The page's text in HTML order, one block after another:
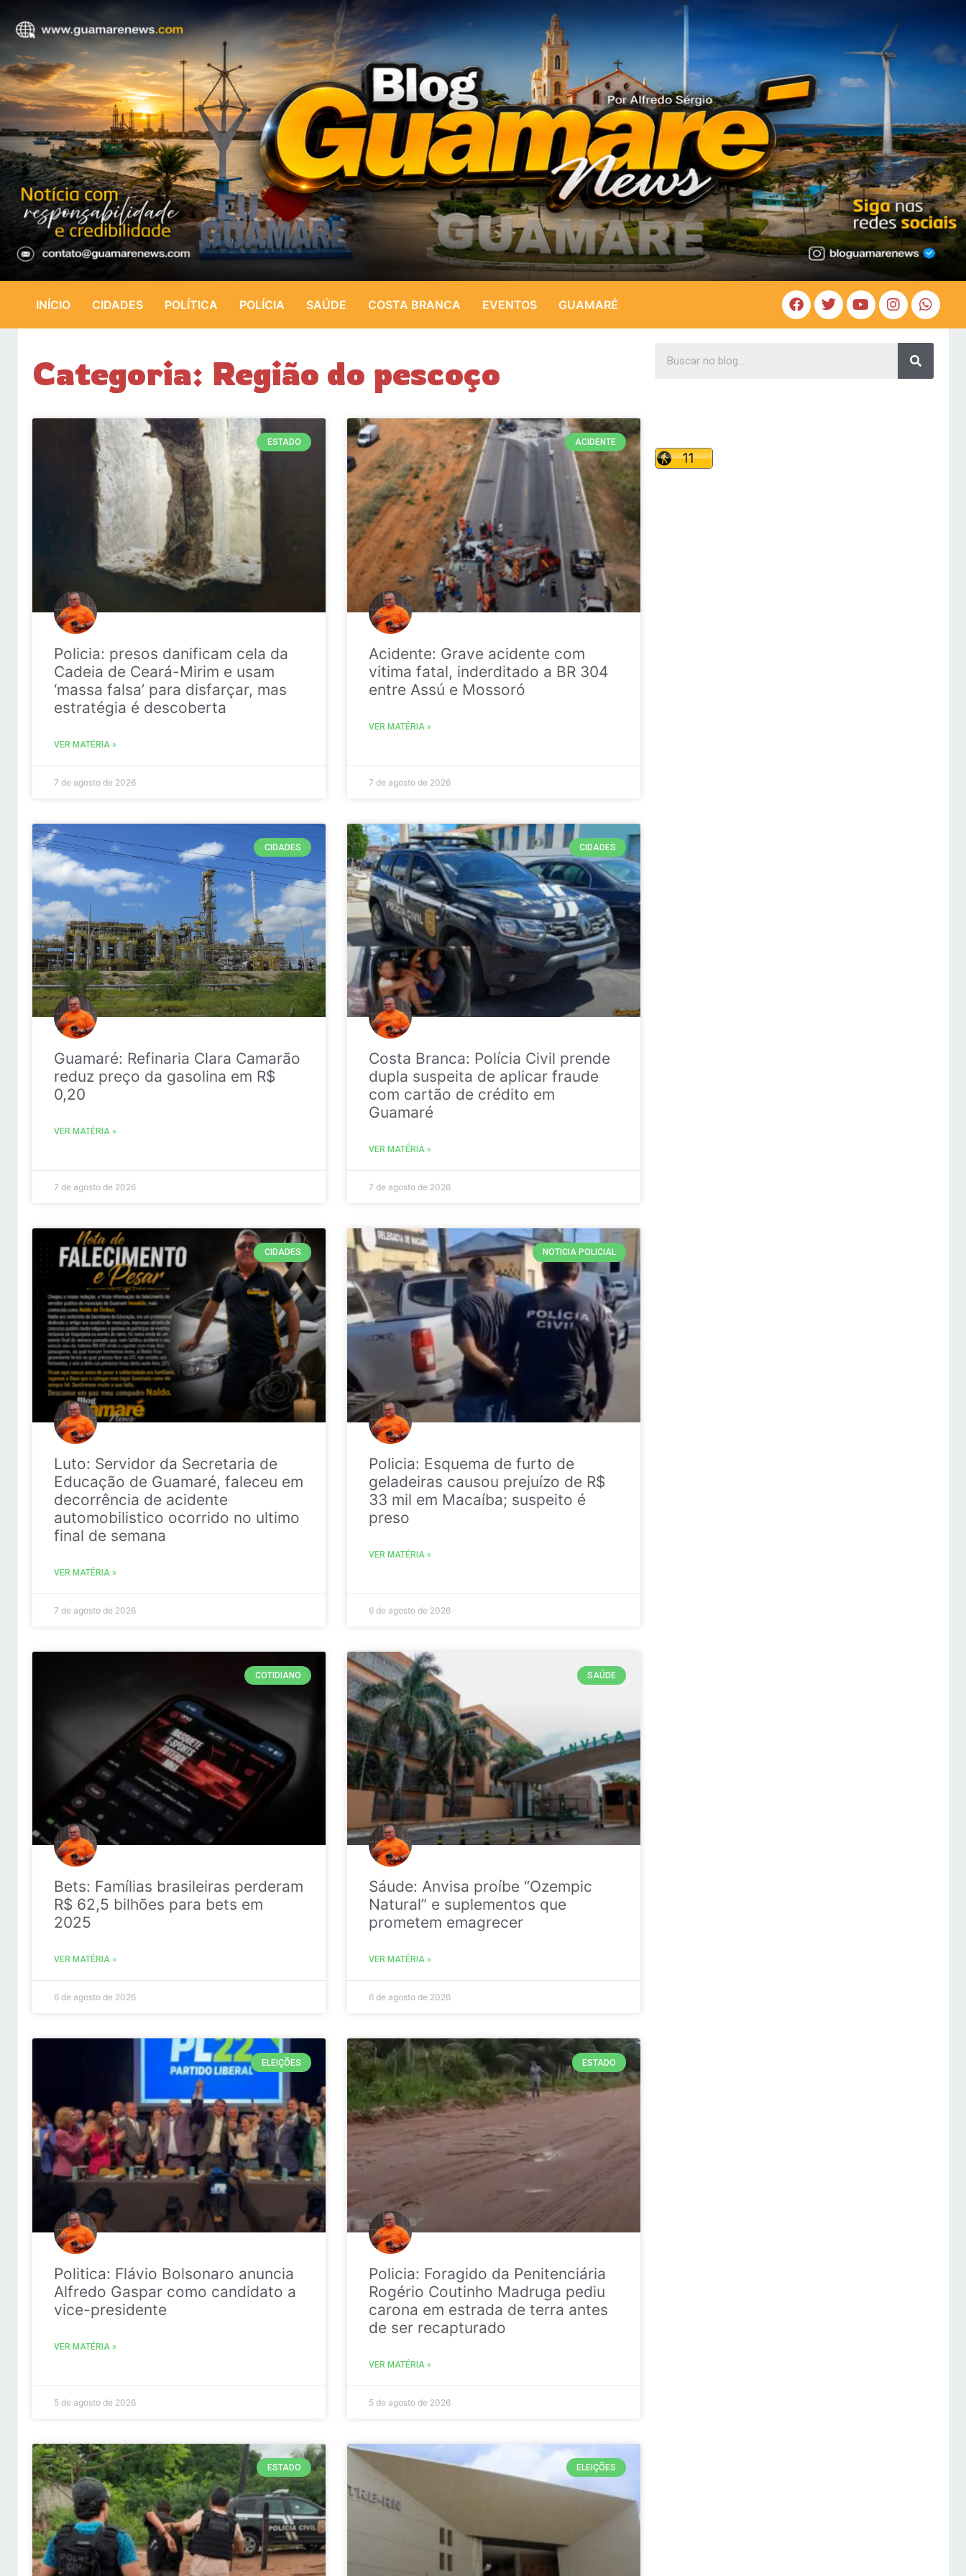
INÍCIO CIDADES POLÍTICA POLÍCIA SAÚDE COSTA BRANCA EVENTOS GUAMARÉ
Categoria: Região do pescoço
ESTADO
Policia: presos danificam cela da
Cadeia de Ceará-Mirim e usam
‘massa falsa’ para disfarçar, mas
estratégia é descoberta
VER MATÉRIA »
7 de agosto de 2026
ACIDENTE
Acidente: Grave acidente com
vitima fatal, inderditado a BR 304
entre Assú e Mossoró
VER MATÉRIA »
7 de agosto de 2026
CIDADES
Guamaré: Refinaria Clara Camarão
reduz preço da gasolina em R$
0,20
VER MATÉRIA »
7 de agosto de 2026
CIDADES
Costa Branca: Polícia Civil prende
dupla suspeita de aplicar fraude
com cartão de crédito em
Guamaré
VER MATÉRIA »
7 de agosto de 2026
CIDADES
Luto: Servidor da Secretaria de
Educação de Guamaré, faleceu em
decorrência de acidente
automobilistico ocorrido no ultimo
final de semana
VER MATÉRIA »
7 de agosto de 2026
NOTICIA POLICIAL
Policia: Esquema de furto de
geladeiras causou prejuízo de R$
33 mil em Macaíba; suspeito é
preso
VER MATÉRIA »
6 de agosto de 2026
COTIDIANO
Bets: Famílias brasileiras perderam
R$ 62,5 bilhões para bets em
2025
VER MATÉRIA »
6 de agosto de 2026
SAÚDE
Sáude: Anvisa proíbe “Ozempic
Natural” e suplementos que
prometem emagrecer
VER MATÉRIA »
6 de agosto de 2026
ELEIÇÕES
Politica: Flávio Bolsonaro anuncia
Alfredo Gaspar como candidato a
vice-presidente
VER MATÉRIA »
5 de agosto de 2026
ESTADO
Policia: Foragido da Penitenciária
Rogério Coutinho Madruga pediu
carona em estrada de terra antes
de ser recapturado
VER MATÉRIA »
5 de agosto de 2026
ESTADO ELEIÇÕES